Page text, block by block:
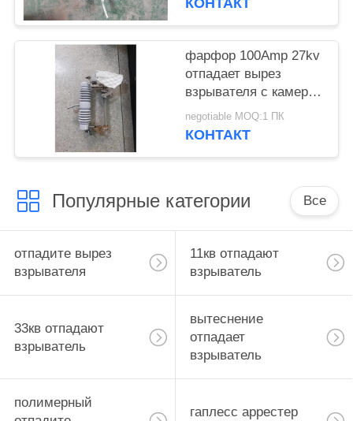
КОНТАКТ
фарфор 100Amp 27kv
отпадает вырез
взрывателя с камерой
дуги extingquishing
negotiable MOQ:1 ПК
КОНТАКТ
Популярные категории Все
отпадите вырез
взрывателя
11кв отпадают
взрыватель
33кв отпадают
взрыватель
вытеснение
отпадает
взрыватель
полимерный
гаплесс аррестер